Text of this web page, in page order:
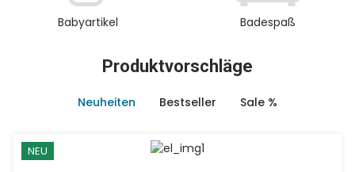
Babyartikel Badespaß
Produktvorschläge
Neuheiten Bestseller Sale %
NEU